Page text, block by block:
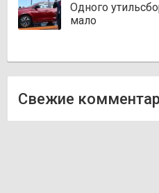
Одного
мало
Свежие